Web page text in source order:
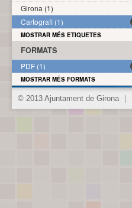
Girona (1)
Cartografi (1)
MOSTRAR MÉS ETIQUETES
FORMATS
PDF (1)
MOSTRAR MÉS FORMATS
© 2013 Ajuntament de Girona